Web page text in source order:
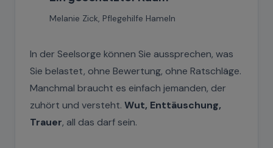
Melanie Zick, Pflegehilfe Hameln
In der Seelsorge können Sie aussprechen, was
Sie belastet, ohne Bewertung, ohne Ratschläge.
Manchmal braucht es einfach jemanden, der
zuhört und versteht. Wut, Enttäuschung,
Trauer, all das darf sein.